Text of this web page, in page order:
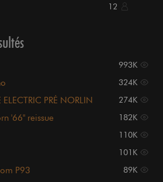
12
993K
324K
PRÉ NORLIN 274K
'66" reissue 182K
110K
101K
P93 89K